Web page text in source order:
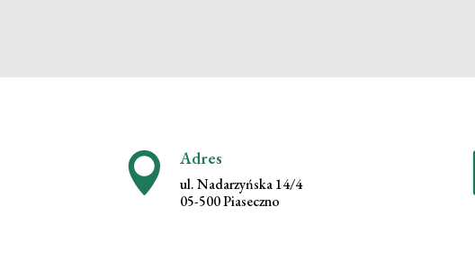
 Adres
ul. Nadarzyńska 14/4
05-500 Piaseczno